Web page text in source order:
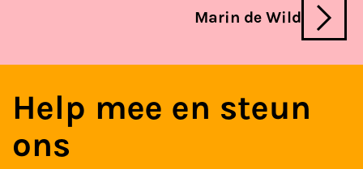
Deze opinie verscheen 9
Marin de Wild
Help mee en steun
ons